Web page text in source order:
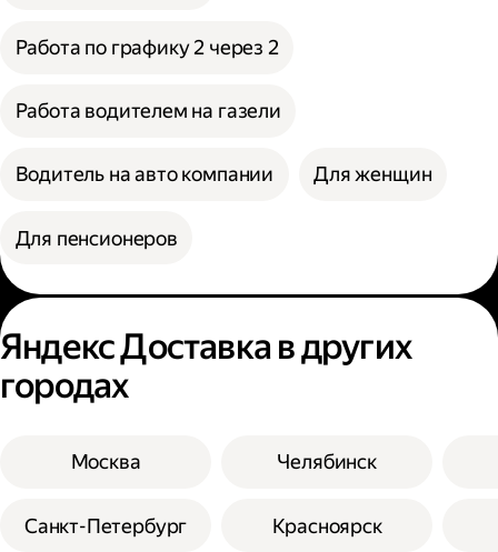
Работа по графику 2 через 2
Работа водителем на газели
Водитель на авто компании Для женщин
Для пенсионеров
Яндекс Доставка в других
городах
Москва
Санкт-Петербург
Челябинск
Красноярск